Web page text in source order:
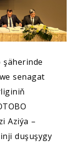
senagat
Aziýa –
duşuşygy